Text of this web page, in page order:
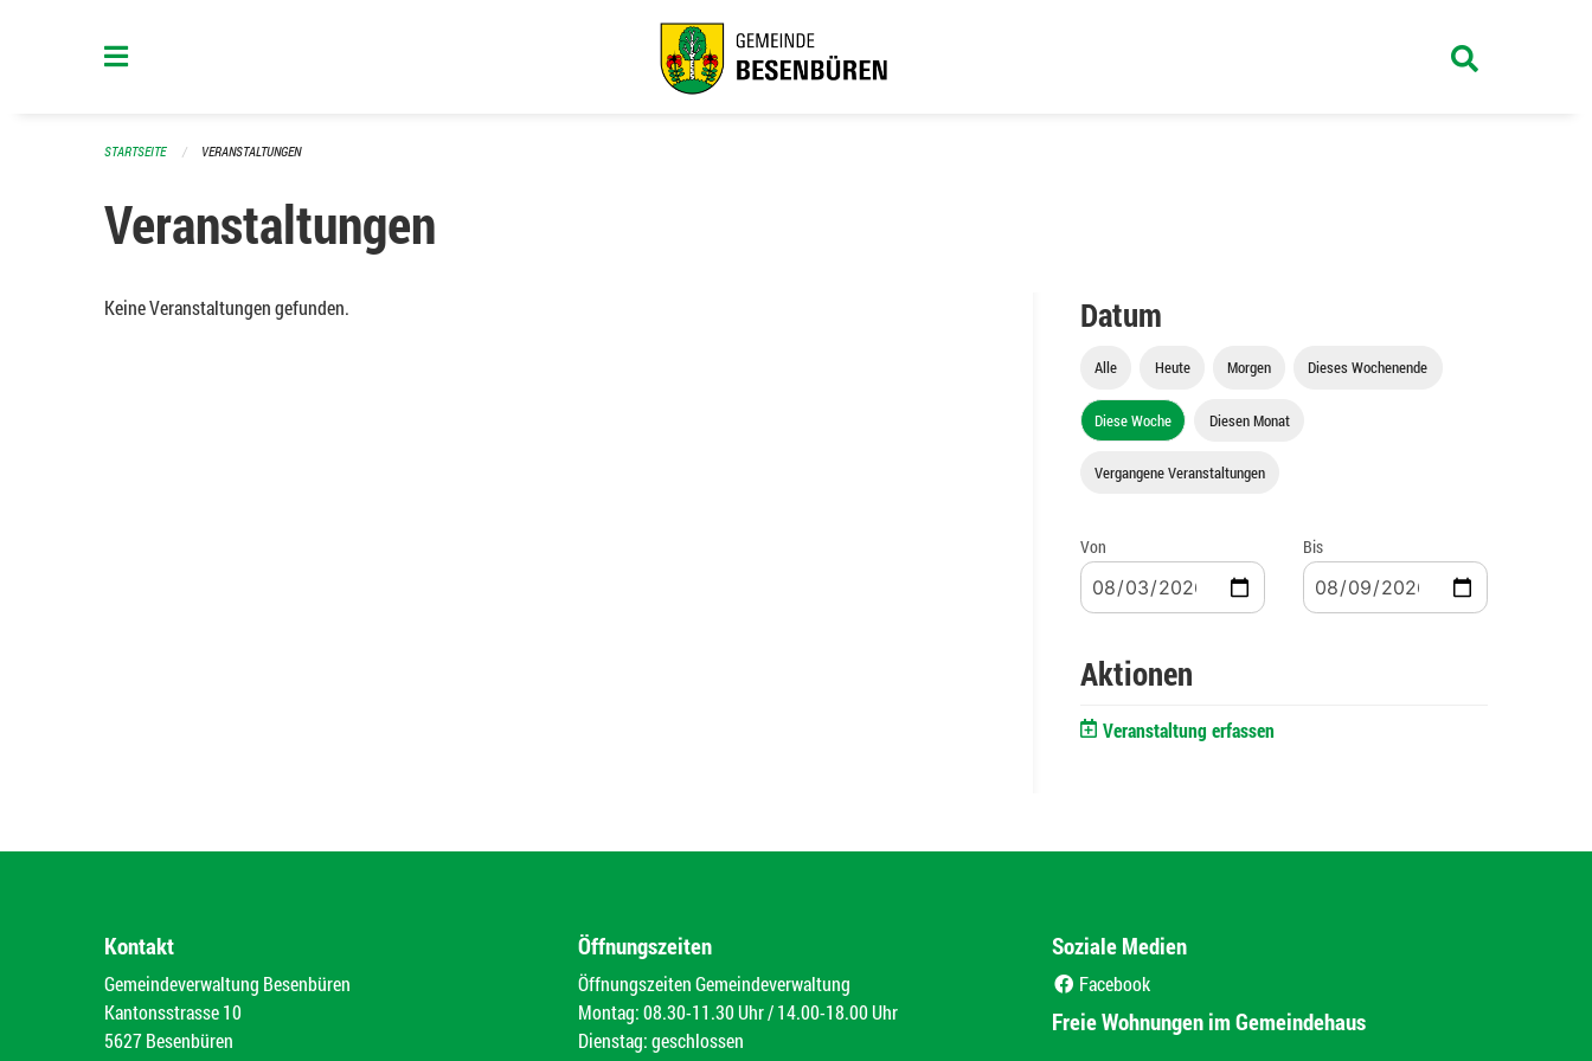
STARTSEITE VERANSTALTUNGEN
Veranstaltungen
Keine Veranstaltungen gefunden. Datum
Alle Heute Morgen Dieses Wochenende
Diese Woche Diesen Monat
Vergangene Veranstaltungen
Von Bis
Aktionen
Veranstaltung erfassen
Kontakt
Gemeindeverwaltung Besenbüren
Kantonsstrasse 10
5627 Besenbüren
Öffnungszeiten
Öffnungszeiten Gemeindeverwaltung
Montag: 08.30-11.30 Uhr / 14.00-18.00 Uhr
Dienstag: geschlossen
Soziale Medien
Facebook
Freie Wohnungen im Gemeindehaus